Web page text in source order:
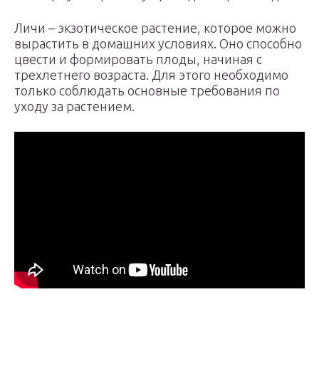
Личи – экзотическое растение, которое можно
вырастить в домашних условиях. Оно способно
цвести и формировать плоды, начиная с
трехлетнего возраста. Для этого необходимо
только соблюдать основные требования по
уходу за растением.